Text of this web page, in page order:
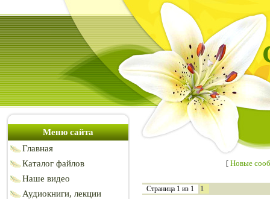
Меню сайта
Главная
Каталог файлов
Наше видео
Аудиокниги, лекции
[ Новые
Страница 1 из 1 1